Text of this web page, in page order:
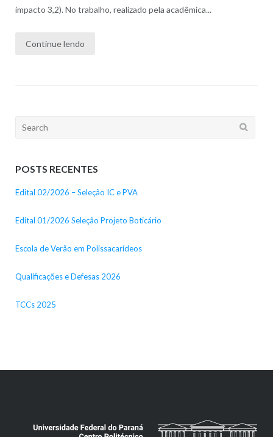
impacto 3,2). No trabalho, realizado pela acadêmica...
Continue lendo
Search
POSTS RECENTES
Edital 02/2026 – Seleção IC e PVA
Edital 01/2026 Seleção Projeto Boticário
Escola de Verão em Polissacarídeos
Qualificações e Defesas 2026
TCCs 2025